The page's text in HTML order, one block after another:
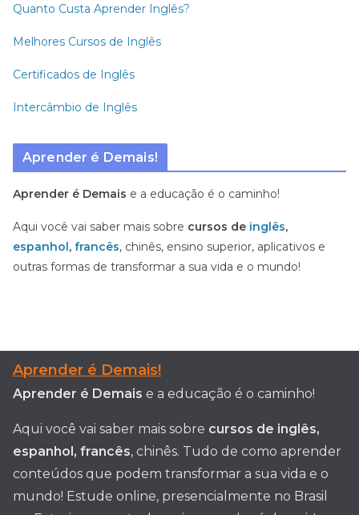
Quanto Custa Aprender Inglês?
Melhores Cursos de Inglês
Certificados de Inglês
Intercâmbio de Inglês
Aprender é Demais!
Aprender é Demais e a educação é o caminho!
Aqui você vai saber mais sobre cursos de inglês,
espanhol, francês, chinês, ensino superior, aplicativos e
outras formas de transformar a sua vida e o mundo!
Aprender é Demais!
Aprender é Demais e a educação é o caminho!
Aqui você vai saber mais sobre cursos de inglês,
espanhol, francês, chinês. Tudo de como aprender
conteúdos que podem transformar a sua vida e o
mundo! Estude online, presencialmente no Brasil